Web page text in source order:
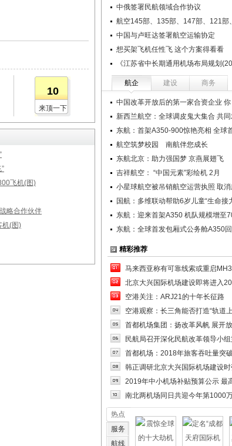
10
来顶一下
飞机(图)
略合作伙伴
机(图)
中俄签署民航领域合作协议
航空145部、135部、147部、121部
中国与卢旺达签署航空运输协定
想买架飞机任性飞 这个方案得看看
《江苏省中长期通用机场布局规划
航企 建设 商务
中国改革开放后的第一家合资企业 你
新西兰航空：全球调皮鬼大集合 共
东航：首架A350-900惊艳亮相 全球
航空筑梦校园 南航伴您成长
东航北京：助力强国梦 京燕展翅飞
吉祥航空： “中国元素”彩绘机 2月
小星球航空被吊销航空运营执照 取
国航：多维联动帮助6岁儿童“生命接
东航：迎来首架A350 机队规模增至
东航：全球首发包厢式公务舱A350
精彩推荐
马来西亚称有可靠线索或重启
北京大兴国际机场建设即将进入
空港关注：ARJ21的十年长征路
空港观察：长三角能否打造“轨道
首都机场集团：扬改革风帆 展开
民航局召开深化民航改革领导小
首都机场：2018年旅客吞吐量突
韩正调研北京大兴国际机场建设
2019年中小机场补贴预算公示 最
南北两机场同日共迎今年第1000
热点
服务
航线